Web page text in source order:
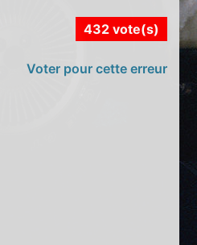
432 vote(s)
Voter pour cette erreur